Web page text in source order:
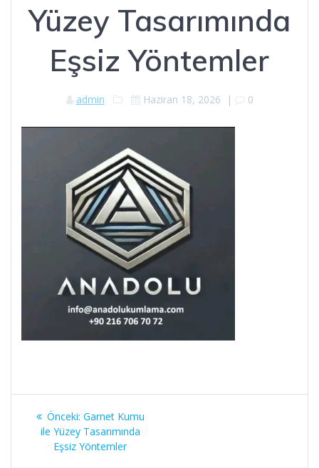
Yüzey Tasarımında
Eşsiz Yöntemler
admin Haziran 18, 2026 | 0
Yazı
gezinmesi
Önceki: Önceki
yazı:
Garnet Kumu
ile Yüzey Tasarımında
Eşsiz Yöntemler